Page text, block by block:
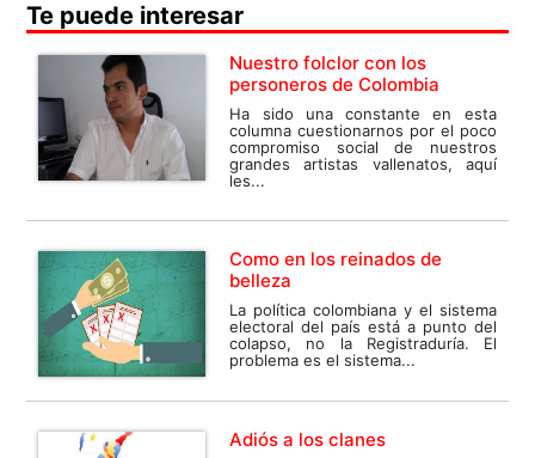
Te puede interesar
Nuestro folclor con los
personeros de Colombia
Ha sido una constante en esta
columna cuestionarnos por el poco
compromiso social de nuestros
grandes artistas vallenatos, aquí
les...
Como en los reinados de
belleza
La política colombiana y el sistema
electoral del país está a punto del
colapso, no la Registraduría. El
problema es el sistema...
Adiós a los clanes